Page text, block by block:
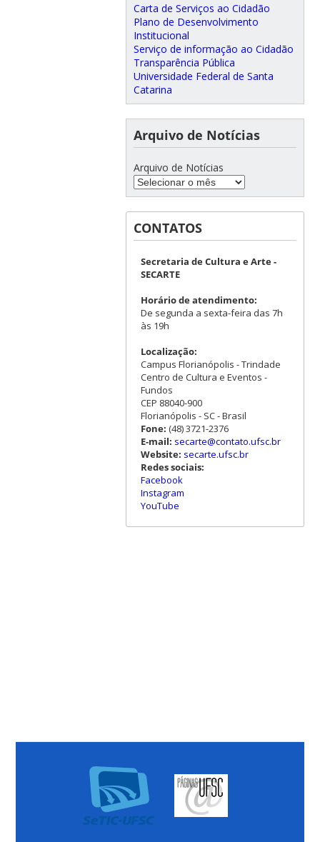
Carta de Serviços ao Cidadão
Plano de Desenvolvimento
Institucional
Serviço de informação ao Cidadão
Transparência Pública
Universidade Federal de Santa
Catarina
Arquivo de Notícias
Arquivo de Notícias
CONTATOS
Secretaria de Cultura e Arte -
SECARTE
Horário de atendimento:
De segunda a sexta-feira das 7h
às 19h
Localização:
Campus Florianópolis - Trindade
Centro de Cultura e Eventos -
Fundos
CEP 88040-900
Florianópolis - SC - Brasil
Fone: (48) 3721-2376
E-mail: secarte@contato.ufsc.br
Website: secarte.ufsc.br
Redes sociais:
Facebook
Instagram
YouTube